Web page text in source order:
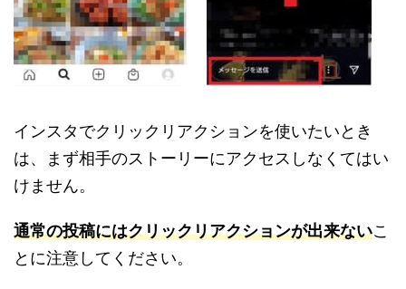
インスタでクリックリアクションを使いたいとき
は、まず相手のストーリーにアクセスしなくてはい
けません。
通常の投稿にはクリックリアクションが出来ないこ
とに注意してください。